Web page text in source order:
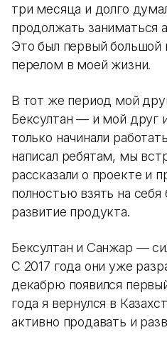
три месяца и долго
продолжать заниматься
Это был первый большой
перелом в моей жизни.
В тот же период мой
Бексултан — и мой
только начинали
написал ребятам, мы
рассказали о проекте и
полностью взять на себя
развитие продукта.
Бексултан и Санжар —
С 2017 года они уже
декабрю появился
года я вернулся в
активно продавать и